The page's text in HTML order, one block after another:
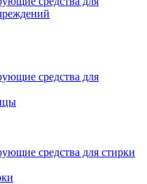
средства для
средства для стирки